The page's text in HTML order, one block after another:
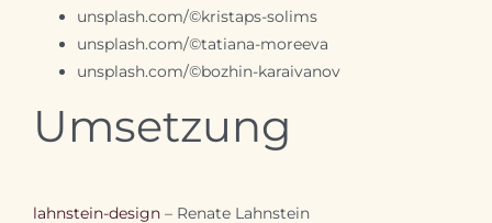
unsplash.com/©kristaps-solims
unsplash.com/©tatiana-moreeva
unsplash.com/©bozhin-karaivanov
Umsetzung
lahnstein-design– Renate Lahnstein